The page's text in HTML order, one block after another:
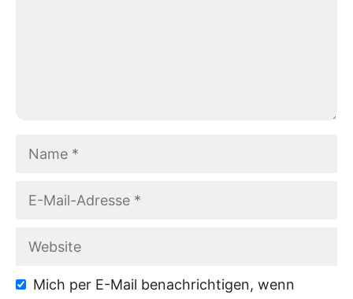
Name
E-
Website
Mich per E-Mail benachrichtigen, wenn